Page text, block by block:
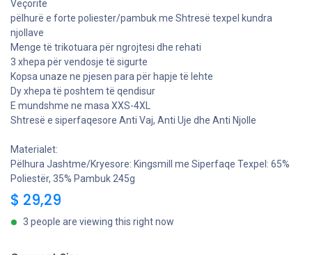
Veçoritë
pëlhurë e forte poliester/pambuk me Shtresë texpel kundra
njollave
Menge të trikotuara për ngrojtesi dhe rehati
3 xhepa për vendosje të sigurte
Kopsa unaze ne pjesen para për hapje të lehte
Dy xhepa të poshtem të qendisur
E mundshme ne masa XXS-4XL
Shtresë e siperfaqesore Anti Vaj, Anti Uje dhe Anti Njolle
Materialet:
Pëlhura Jashtme/Kryesore: Kingsmill me Siperfaqe Texpel: 65%
Poliestër, 35% Pambuk 245g
$ 29,29
3 people are viewing this right now